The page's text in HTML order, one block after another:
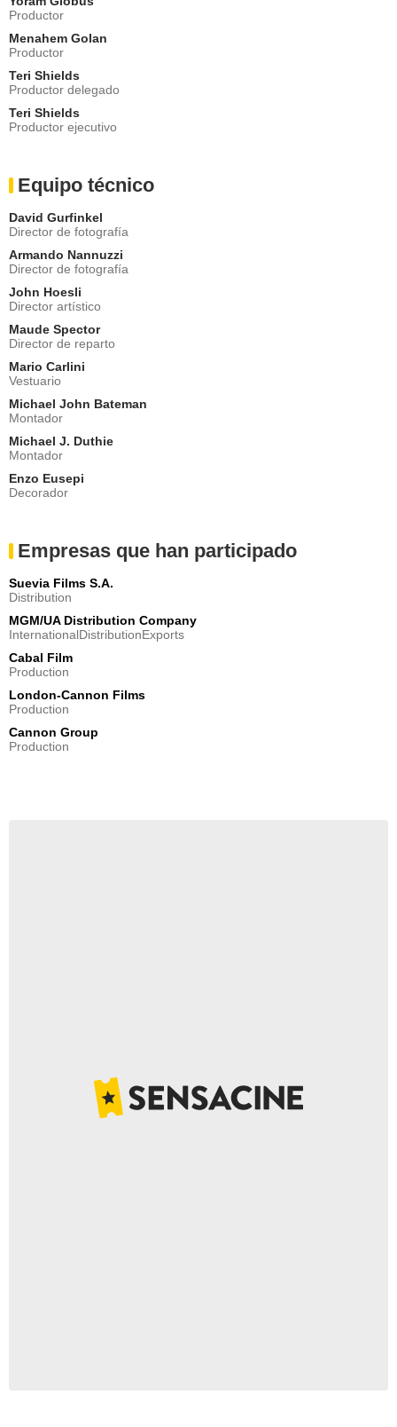
Productor
Menahem Golan
Productor
Teri Shields
Productor delegado
Teri Shields
Productor ejecutivo
Equipo técnico
David Gurfinkel
Director de fotografía
Armando Nannuzzi
Director de fotografía
John Hoesli
Director artístico
Maude Spector
Director de reparto
Mario Carlini
Vestuario
Michael John Bateman
Montador
Michael J. Duthie
Montador
Enzo Eusepi
Decorador
Empresas que han participado
Suevia Films S.A.
Distribution
MGM/UA Distribution Company
InternationalDistributionExports
Cabal Film
Production
London-Cannon Films
Production
Cannon Group
Production